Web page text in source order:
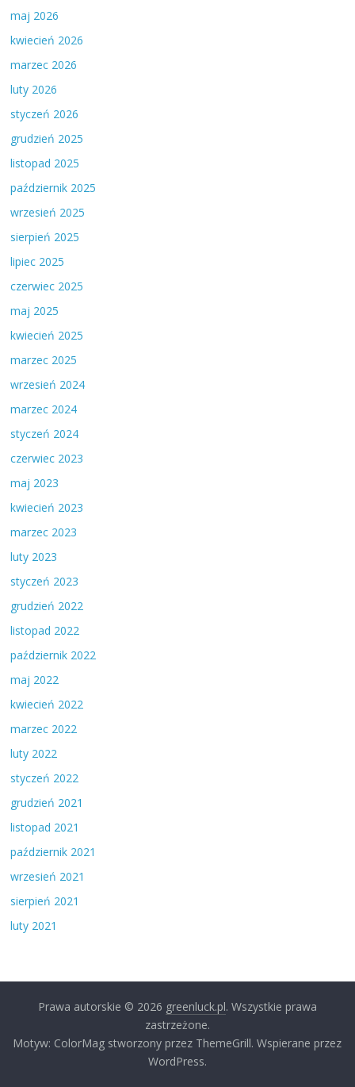
maj 2026
kwiecień 2026
marzec 2026
luty 2026
styczeń 2026
grudzień 2025
listopad 2025
październik 2025
wrzesień 2025
sierpień 2025
lipiec 2025
czerwiec 2025
maj 2025
kwiecień 2025
marzec 2025
wrzesień 2024
marzec 2024
styczeń 2024
czerwiec 2023
maj 2023
kwiecień 2023
marzec 2023
luty 2023
styczeń 2023
grudzień 2022
listopad 2022
październik 2022
maj 2022
kwiecień 2022
marzec 2022
luty 2022
styczeń 2022
grudzień 2021
listopad 2021
październik 2021
wrzesień 2021
sierpień 2021
luty 2021
Prawa autorskie © 2026 greenluck.pl. Wszystkie prawa
zastrzeżone.
Motyw: ColorMag stworzony przez ThemeGrill. Wspierane przez
WordPress.